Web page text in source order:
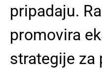
pripadaju.
promovira
strategije za